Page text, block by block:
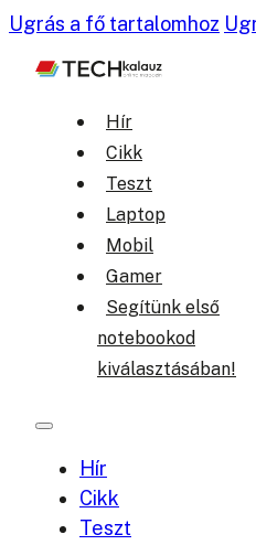
Ugrás a fő tartalomhoz
Hír
Cikk
Teszt
Laptop
Mobil
Gamer
Segítünk első
notebookod
kiválasztásában!
Hír
Cikk
Teszt